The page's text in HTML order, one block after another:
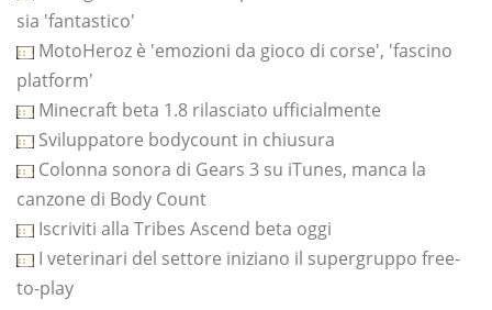
sia 'fantastico'
MotoHeroz è 'emozioni da gioco di corse', 'fascino
platform'
Minecraft beta 1.8 rilasciato ufficialmente
Sviluppatore bodycount in chiusura
Colonna sonora di Gears 3 su iTunes, manca la
canzone di Body Count
Iscriviti alla Tribes Ascend beta oggi
I veterinari del settore iniziano il supergruppo free-
to-play